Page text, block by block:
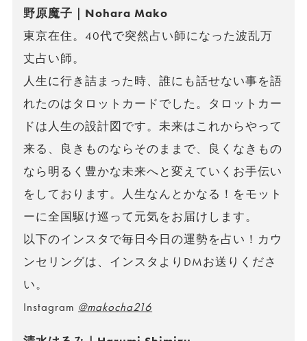
野原魔子｜Nohara Mako
東京在住。40代で突然占い師になった波乱万
丈占い師。
人生に行き詰まった時、誰にも話せない事を語
れたのはタロットカードでした。タロットカー
ドは人生の設計図です。未来はこれからやって
来る、良きものならそのままで、良くなきもの
なら明るく豊かな未来へと変えていくお手伝い
をしております。人生なんとかなる！をモット
ーに全国駆け巡って元気をお届けします。
以下のインスタで毎日今日の運勢を占い！カウ
ンセリングは、インスタよりDMお送りくださ
い。
Instagram @makocha216